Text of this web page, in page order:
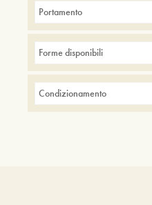
Piante ideali per bordure
Piante ideali per interni
Portamento
Forme disponibili
Condizionamento